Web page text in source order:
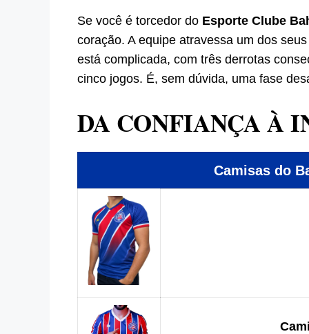
Se você é torcedor do Esporte Clube
coração. A equipe atravessa um dos
está complicada, com três derrotas
cinco jogos. É, sem dúvida, uma fase
DA CONFIANÇA À
Camisas do